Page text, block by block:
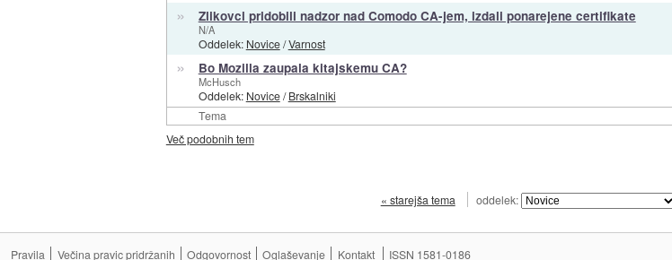
Tema
» Zlikovci pridobili nadzor nad Comodo CA-jem, izdali ponarejene certifikate
N/A
Oddelek: Novice/Varnost
» Bo Mozilla zaupala kitajskemu CA?
McHusch
Oddelek: Novice/Brskalniki
Več podobnih tem
« starejša tema oddelek:
Pravila Večina pravic pridržanih Odgovornost Oglaševanje Kontakt ISSN 1581-0186